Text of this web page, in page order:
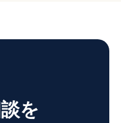
を